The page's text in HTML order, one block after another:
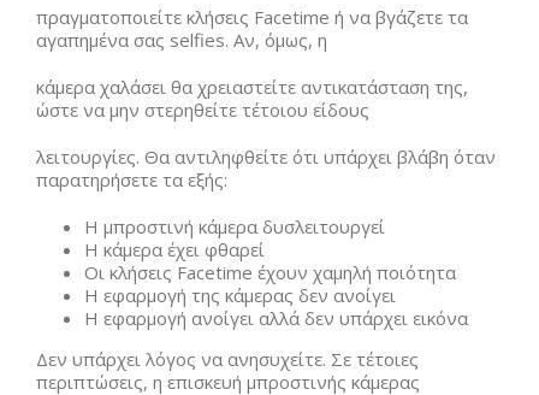
πραγματοποιείτε κλήσεις Facetime ή να βγάζετε τα
αγαπημένα σας selfies. Αν, όμως, η
κάμερα χαλάσει θα χρειαστείτε αντικατάσταση της,
ώστε να μην στερηθείτε τέτοιου είδους
λειτουργίες. Θα αντιληφθείτε ότι υπάρχει βλάβη όταν
παρατηρήσετε τα εξής:
Η μπροστινή κάμερα δυσλειτουργεί
Η κάμερα έχει φθαρεί
Οι κλήσεις Facetime έχουν χαμηλή ποιότητα
Η εφαρμογή της κάμερας δεν ανοίγει
Η εφαρμογή ανοίγει αλλά δεν υπάρχει εικόνα
Δεν υπάρχει λόγος να ανησυχείτε. Σε τέτοιες
περιπτώσεις, η επισκευή μπροστινής κάμερας